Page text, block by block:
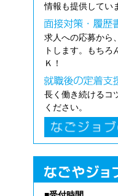
情報も提供してい
求人への応募から
トします。もちろ
Ｋ！
長く働き続けるコ
ください。